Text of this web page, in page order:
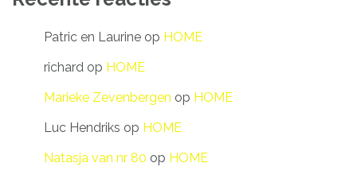
Patric en Laurine op HOME
richard op HOME
Marieke Zevenbergen op HOME
Luc Hendriks op HOME
Natasja van nr 80 op HOME